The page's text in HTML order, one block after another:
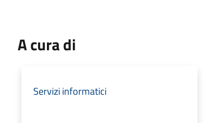
A cura di
Servizi informatici